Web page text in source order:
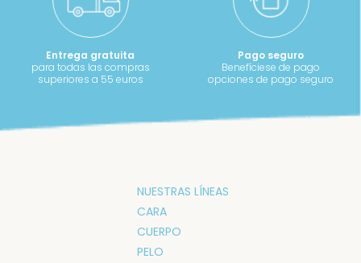
Entrega gratuita
para todas las compras
superiores a 55 euros
Pago seguro
Benefíciese de pago
opciones de pago seguro
NUESTRAS LÍNEAS
CARA
CUERPO
PELO